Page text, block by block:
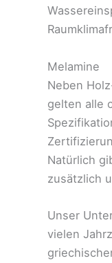
Melamine
Neben
gelten alle
Natürlich
zusätzlich
Unser
vielen